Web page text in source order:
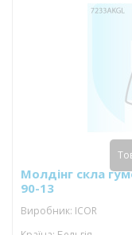
Молдінг скла
90-13
Виробник: ICOR